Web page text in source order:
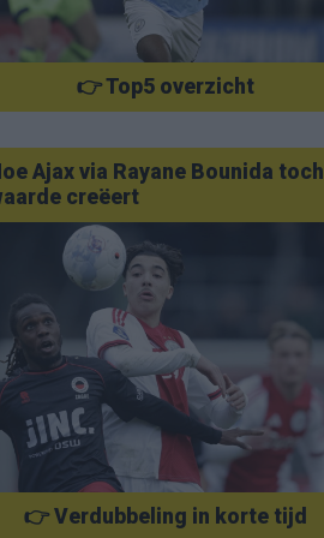
👉 Top5 overzicht
Ajax via Rayane Bounida toch
creëert
👉 Verdubbeling in korte tijd